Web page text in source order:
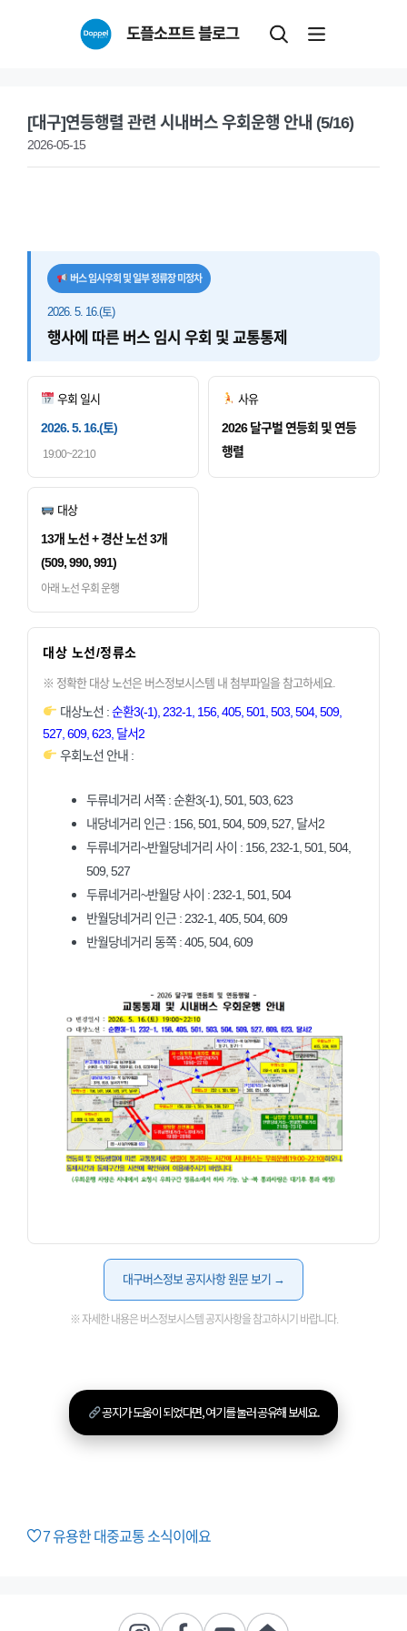
도플소프트 블로그
[대구]연등행렬 관련 시내버스 우회운행 안내 (5/16)
2026-05-15
버스 임시우회 및 일부 정류장 미정차
2026. 5. 16.(토)
행사에 따른 버스 임시 우회 및 교통통제
우회 일시
2026. 5. 16.(토)
19:00~22:10
사유
2026 달구벌 연등회 및 연등
행렬
대상
13개 노선 + 경산 노선 3개
(509, 990, 991)
아래 노선 우회 운행
대상 노선/정류소
※ 정확한 대상 노선은 버스정보시스템 내 첨부파일을 참고하세요.
대상노선 :순환3(-1), 232-1, 156, 405, 501, 503, 504, 509,
527, 609, 623, 달서2
우회노선 안내 :
두류네거리 서쪽 : 순환3(-1), 501, 503, 623
내당네거리 인근 : 156, 501, 504, 509, 527, 달서2
두류네거리~반월당네거리 사이 : 156, 232-1, 501, 504,
509, 527
두류네거리~반월당 사이 : 232-1, 501, 504
반월당네거리 인근 : 232-1, 405, 504, 609
반월당네거리 동쪽 : 405, 504, 609
대구버스정보 공지사항 원문 보기 →
※ 자세한 내용은 버스정보시스템 공지사항을 참고하시기 바랍니다.
공지가 도움이 되었다면, 여기를 눌러 공유해 보세요.
7유용한 대중교통 소식이에요